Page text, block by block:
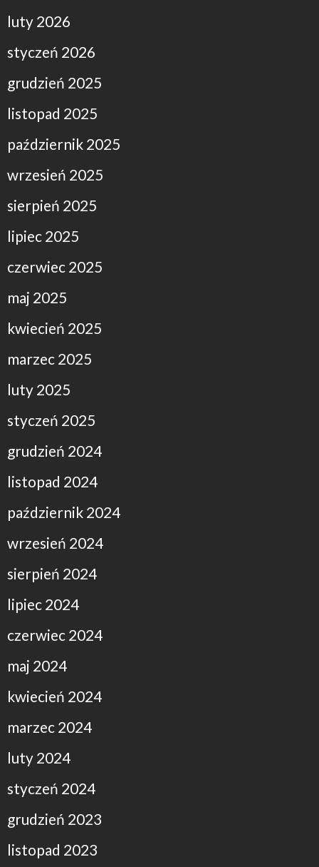
luty 2026
styczeń 2026
grudzień 2025
listopad 2025
październik 2025
wrzesień 2025
sierpień 2025
lipiec 2025
czerwiec 2025
maj 2025
kwiecień 2025
marzec 2025
luty 2025
styczeń 2025
grudzień 2024
listopad 2024
październik 2024
wrzesień 2024
sierpień 2024
lipiec 2024
czerwiec 2024
maj 2024
kwiecień 2024
marzec 2024
luty 2024
styczeń 2024
grudzień 2023
listopad 2023